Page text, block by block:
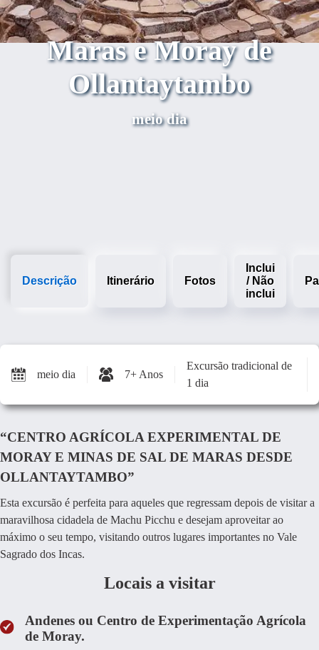
Maras e Moray de
Ollantaytambo
meio dia
Descrição Itinerário Fotos
Inclui
/ Não
inclui
meio dia 7+ Anos
Excursão tradicional de
1 dia
“CENTRO AGRÍCOLA EXPERIMENTAL DE
MORAY E MINAS DE SAL DE MARAS DESDE
OLLANTAYTAMBO”
Esta excursão é perfeita para aqueles que regressam depois de visitar a
maravilhosa cidadela de Machu Picchu e desejam aproveitar ao
máximo o seu tempo, visitando outros lugares importantes no Vale
Sagrado dos Incas.
Locais a visitar
Andenes ou Centro de Experimentação Agrícola
de Moray.